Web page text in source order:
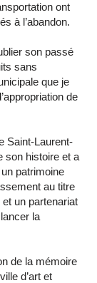
ont
à l’abandon.
son passé
sans
que je
de
Saint-Laurent-
son histoire et a
patrimoine
au titre
un partenariat
la
de la mémoire
d’art et